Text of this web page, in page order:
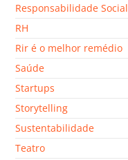
Responsabilidade Social
RH
Rir é o melhor remédio
Saúde
Startups
Storytelling
Sustentabilidade
Teatro